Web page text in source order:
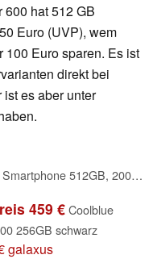
600 hat 512 GB
Euro (UVP), wem
100 Euro sparen. Es ist
direkt bei
es aber unter
Honor 600 5G Smartphone 512GB, 200MP Kamera, Black
459 €Coolblue
256GB schwarz
galaxus